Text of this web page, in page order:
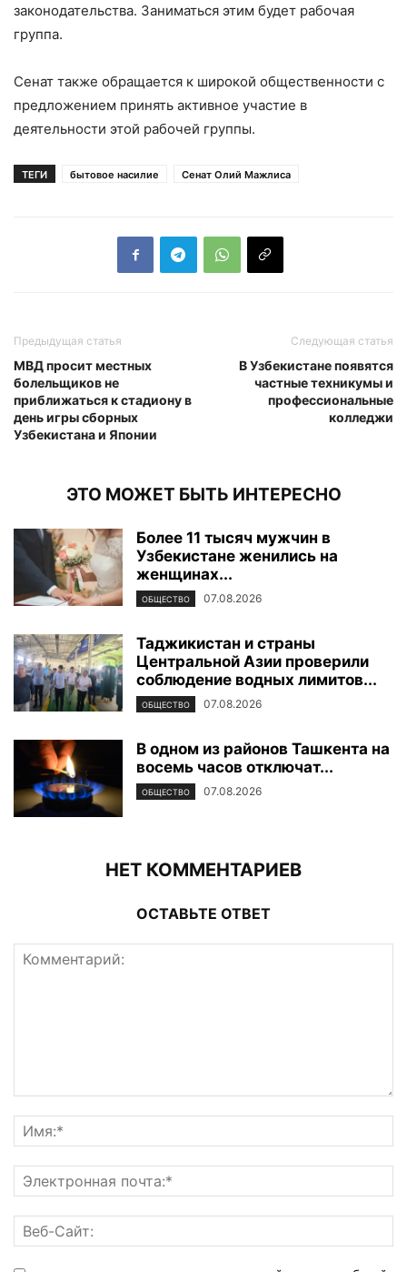
законодательства. Заниматься этим будет рабочая
группа.
Сенат также обращается к широкой общественности с
предложением принять активное участие в
деятельности этой рабочей группы.
ТЕГИ бытовое насилие Сенат Олий Мажлиса
Предыдущая статья
МВД просит местных
болельщиков не
приближаться к стадиону в
день игры сборных
Узбекистана и Японии
Следующая статья
В Узбекистане появятся
частные техникумы и
профессиональные
колледжи
ЭТО МОЖЕТ БЫТЬ ИНТЕРЕСНО
Более 11 тысяч мужчин в
Узбекистане женились на
женщинах...
ОБЩЕСТВО 07.08.2026
Таджикистан и страны
Центральной Азии проверили
соблюдение водных лимитов...
ОБЩЕСТВО 07.08.2026
В одном из районов Ташкента на
восемь часов отключат...
ОБЩЕСТВО 07.08.2026
НЕТ КОММЕНТАРИЕВ
ОСТАВЬТЕ ОТВЕТ